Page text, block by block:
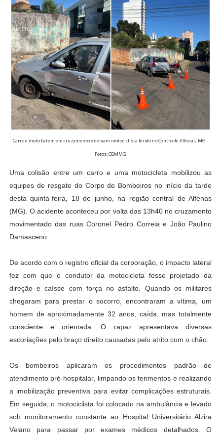
Carro e moto batem em cruzamento e deixam motociclista ferido no Centro de Alfenas, MG -
Fotos: CBMMG
Uma colisão entre um carro e uma motocicleta mobilizou as
equipes de resgate do Corpo de Bombeiros no início da tarde
desta quinta-feira, 18 de junho, na região central de Alfenas
(MG). O acidente aconteceu por volta das 13h40 no cruzamento
movimentado das ruas Coronel Pedro Correia e João Paulino
Damasceno.
De acordo com o registro oficial da corporação, o impacto lateral
fez com que o condutor da motocicleta fosse projetado da
direção e caísse com força no asfalto. Quando os militares
chegaram para prestar o socorro, encontraram a vítima, um
homem de aproximadamente 32 anos, caída, mas totalmente
consciente e orientada. O rapaz apresentava diversas
escoriações pelo braço direito causadas pelo atrito com o chão.
Os bombeiros aplicaram os procedimentos padrão de
atendimento pré-hospitalar, limpando os ferimentos e realizando
a imobilização preventiva para evitar complicações estruturais.
Em seguida, o motociclista foi colocado na ambulância e levado
sob monitoramento constante ao Hospital Universitário Alzira
Velano para passar por exames médicos detalhados. O